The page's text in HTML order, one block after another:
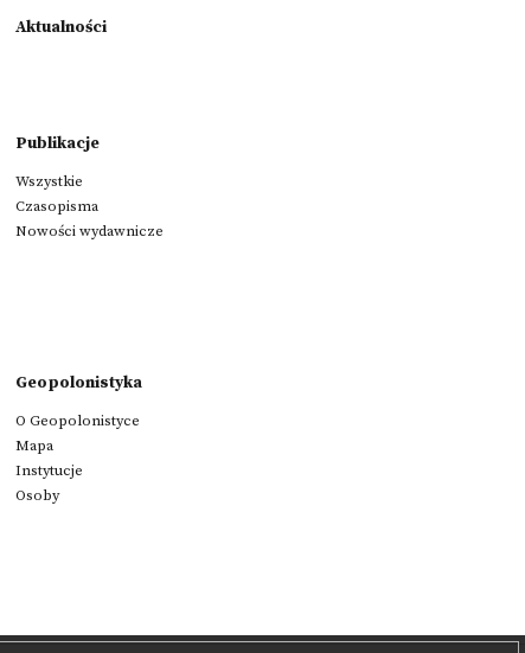
Aktualności
Publikacje
Wszystkie
Czasopisma
Nowości wydawnicze
Geopolonistyka
O Geopolonistyce
Mapa
Instytucje
Osoby